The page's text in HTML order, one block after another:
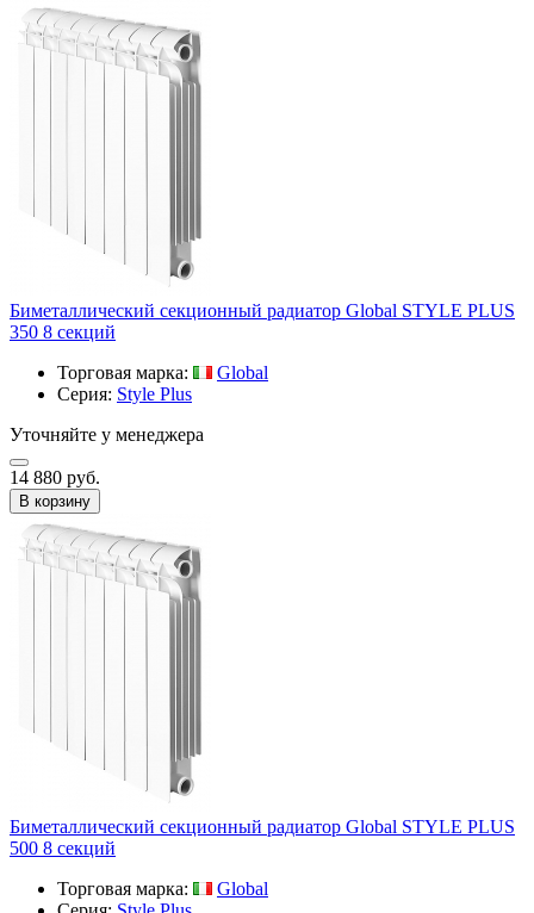
Биметаллический секционный радиатор Global STYLE PLUS
350 8 секций
Торговая марка:
Global
Серия: Style Plus
Уточняйте у менеджера
14 880 руб.
В корзину
Биметаллический секционный радиатор Global STYLE PLUS
500 8 секций
Торговая марка:
Global